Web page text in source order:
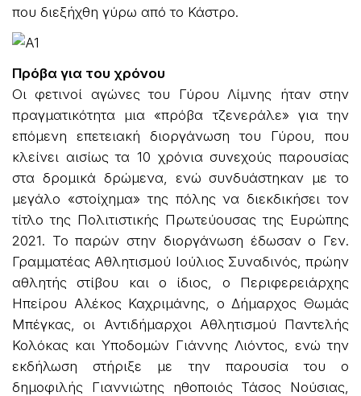
που διεξήχθη γύρω από το Κάστρο.
Πρόβα για του χρόνου
Οι φετινοί αγώνες του Γύρου Λίμνης ήταν στην
πραγματικότητα μια «πρόβα τζενεράλε» για την
επόμενη επετειακή διοργάνωση του Γύρου, που
κλείνει αισίως τα 10 χρόνια συνεχούς παρουσίας
στα δρομικά δρώμενα, ενώ συνδυάστηκαν με το
μεγάλο «στοίχημα» της πόλης να διεκδικήσει τον
τίτλο της Πολιτιστικής Πρωτεύουσας της Ευρώπης
2021. Το παρών στην διοργάνωση έδωσαν ο Γεν.
Γραμματέας Αθλητισμού Ιούλιος Συναδινός, πρώην
αθλητής στίβου και ο ίδιος, ο Περιφερειάρχης
Ηπείρου Αλέκος Καχριμάνης, ο Δήμαρχος Θωμάς
Μπέγκας, οι Αντιδήμαρχοι Αθλητισμού Παντελής
Κολόκας και Υποδομών Γιάννης Λιόντος, ενώ την
εκδήλωση στήριξε με την παρουσία του ο
δημοφιλής Γιαννιώτης ηθοποιός Τάσος Νούσιας,